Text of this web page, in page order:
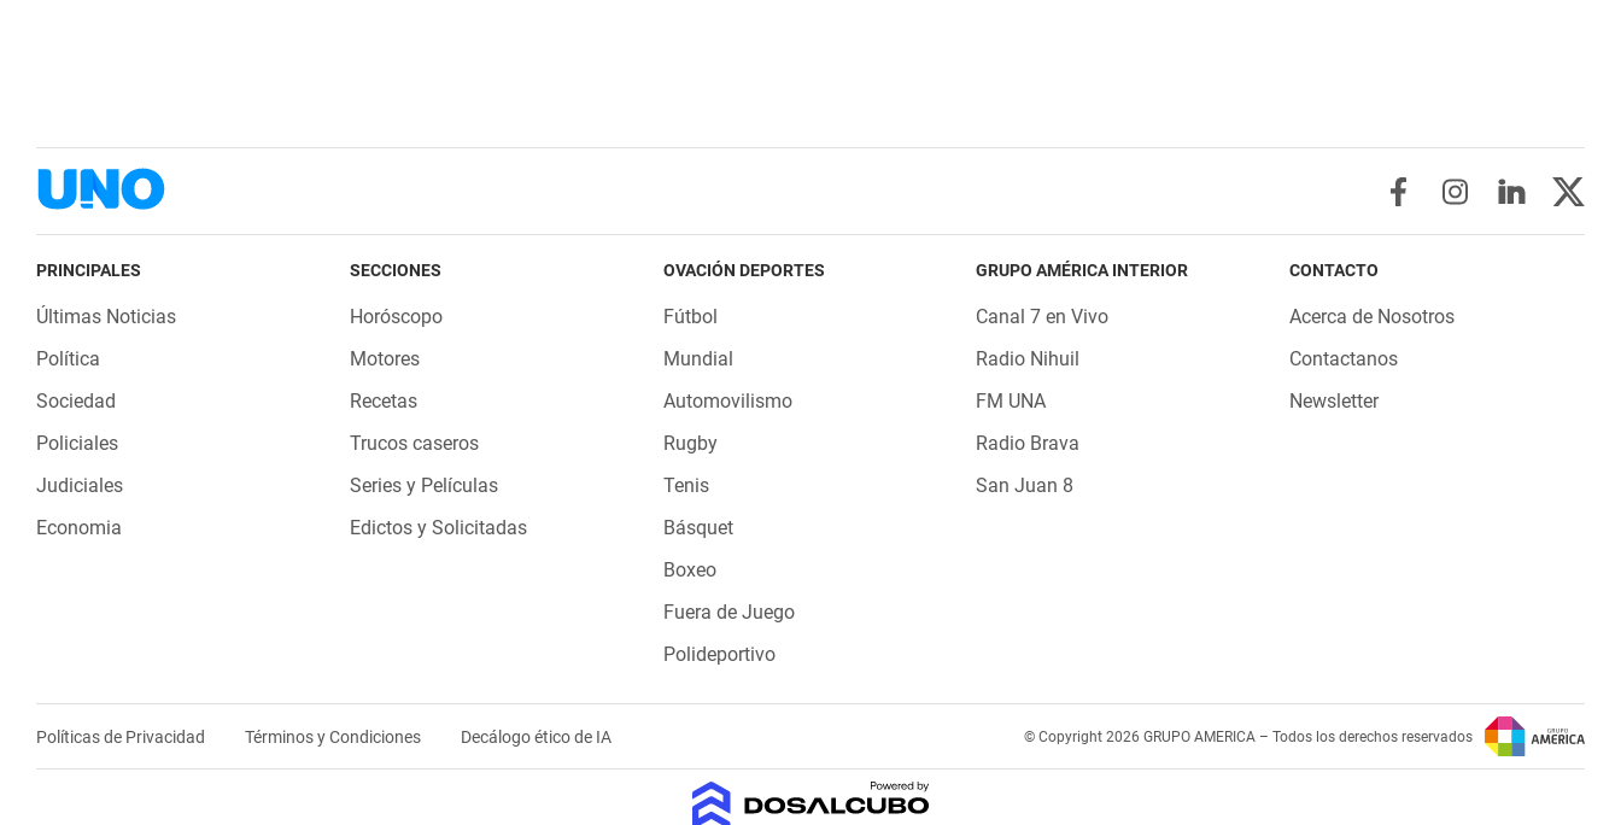
PRINCIPALES
Últimas Noticias
Política
Sociedad
Policiales
Judiciales
Economia
SECCIONES
Horóscopo
Motores
Recetas
Trucos caseros
Series y Películas
Edictos y Solicitadas
OVACIÓN DEPORTES
Fútbol
Mundial
Automovilismo
Rugby
Tenis
Básquet
Boxeo
Fuera de Juego
Polideportivo
GRUPO AMÉRICA INTERIOR
Canal 7 en Vivo
Radio Nihuil
FM UNA
Radio Brava
San Juan 8
CONTACTO
Acerca de Nosotros
Contactanos
Newsletter
Políticas de Privacidad Términos y Condiciones Decálogo ético de IA © Copyright 2026 GRUPO AMERICA – Todos los derechos reservados